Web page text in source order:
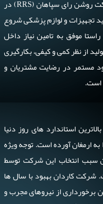
نماینده شرکت روشن رای سپاهان (RRS) در
تولید تجهیزات و لوازم پزشکی شروع
موفق به تامین نیاز داخل
از نظر کمی و کیفی، بکارگیری
مستمر در رضایت مشتریان و
است.
استاندارد های روز دنیا
ارمغان آورده است. توجه ویژه
سبب انتخاب این شرکت توسط
کاردان بهبود با سال ها
برخورداری از نیروهای مجرب و